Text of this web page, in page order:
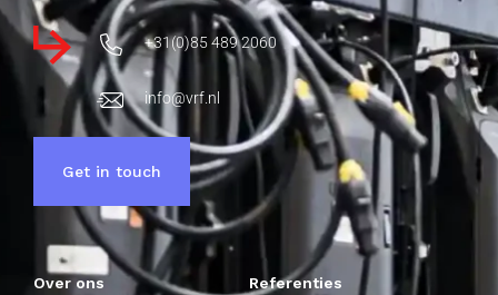
+31(0)85 489 2060
info@vrf.nl
Get in touch
Over ons Referenties